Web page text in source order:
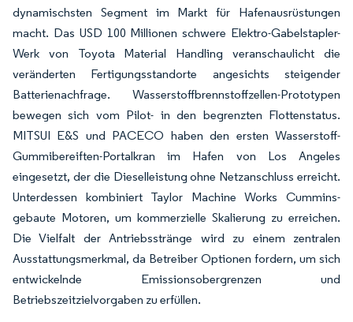
dynamischsten Segment im Markt für Hafenausrüstungen
macht. Das USD 100 Millionen schwere Elektro-Gabelstapler-
Werk von Toyota Material Handling veranschaulicht die
veränderten Fertigungsstandorte angesichts steigender
Batterienachfrage. Wasserstoffbrennstoffzellen-Prototypen
bewegen sich vom Pilot- in den begrenzten Flottenstatus.
MITSUI E&S und PACECO haben den ersten Wasserstoff-
Gummibereiften-Portalkran im Hafen von Los Angeles
eingesetzt, der die Dieselleistung ohne Netzanschluss erreicht.
Unterdessen kombiniert Taylor Machine Works Cummins-
gebaute Motoren, um kommerzielle Skalierung zu erreichen.
Die Vielfalt der Antriebsstränge wird zu einem zentralen
Ausstattungsmerkmal, da Betreiber Optionen fordern, um sich
entwickelnde Emissionsobergrenzen und
Betriebszeitzielvorgaben zu erfüllen.